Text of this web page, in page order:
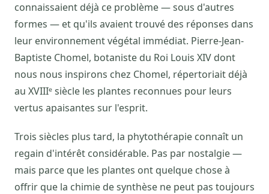
connaissaient déjà ce problème — sous d'autres
formes — et qu'ils avaient trouvé des réponses dans
leur environnement végétal immédiat. Pierre-Jean-
Baptiste Chomel, botaniste du Roi Louis XIV dont
nous nous inspirons chez Chomel, répertoriait déjà
au XVIIIᵉ siècle les plantes reconnues pour leurs
vertus apaisantes sur l'esprit.
Trois siècles plus tard, la phytothérapie connaît un
regain d'intérêt considérable. Pas par nostalgie —
mais parce que les plantes ont quelque chose à
offrir que la chimie de synthèse ne peut pas toujours